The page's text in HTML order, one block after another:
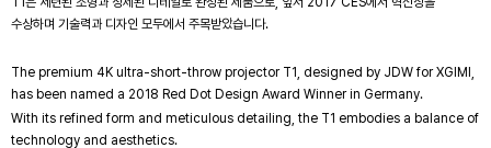
수상하며 기술력과 디자인 모두에서 주목받았습니다.
The premium 4K ultra-short-throw projector T1, designed by JDW for XGIMI,
has been named a 2018 Red Dot Design Award Winner in Germany.
With its refined form and meticulous detailing, the T1 embodies a balance of
technology and aesthetics.